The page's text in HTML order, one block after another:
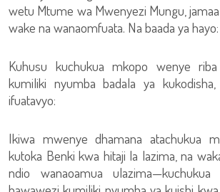
wetu Mtume wa Mwenyezi Mungu,
wake na wanaomfuata. Na baada ya hayo:
Kuhusu kuchukua mkopo wenye
kumiliki nyumba badala ya
ifuatavyo:
Ikiwa mwenye dhamana atachukua
kutoka Benki kwa hitaji la lazima, na
ndio wanaoamua